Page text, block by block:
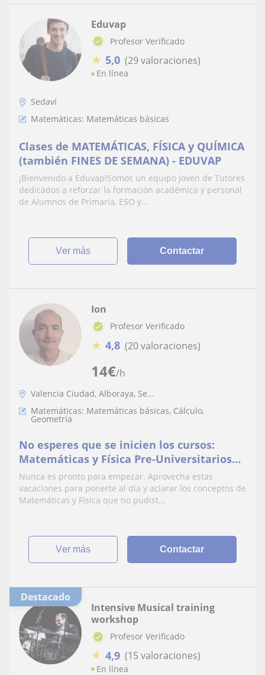
Eduvap
Profesor Verificado
★ 5,0 (29 valoraciones)
En línea
Sedaví
Matemáticas: Matemáticas básicas
Clases de MATEMÁTICAS, FÍSICA y QUÍMICA
(también FINES DE SEMANA) - EDUVAP
¡Bienvenido a Eduvap!Somos un equipo joven de Tutores
dedicados a reforzar la formación académica y personal
de Alumnos de Primaria, ESO y...
ver más Contactar
14€/h
Ion
Profesor Verificado
★ 4,8 (20 valoraciones)
Valencia Ciudad, Alboraya, Se...
Matemáticas: Matemáticas básicas, Cálculo,
Geometría
No esperes que se inicien los cursos:
Matemáticas y Física Pre-Universitarios
durante el Verano
Nunca es pronto para empezar. Aprovecha estas
vacaciones para ponerte al día y aclarar los conceptos de
Matemáticas y Física que no pudist...
ver más Contactar
Destacado
Intensive Musical training
workshop
Profesor Verificado
★ 4,9 (15 valoraciones)
En línea